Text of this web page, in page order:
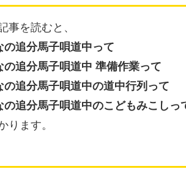
事を読むと、
の追分馬子唄道中って
の追分馬子唄道中 準備作業って
の追分馬子唄道中の道中行列って
の追分馬子唄道中のこどもみこしっ
ります。